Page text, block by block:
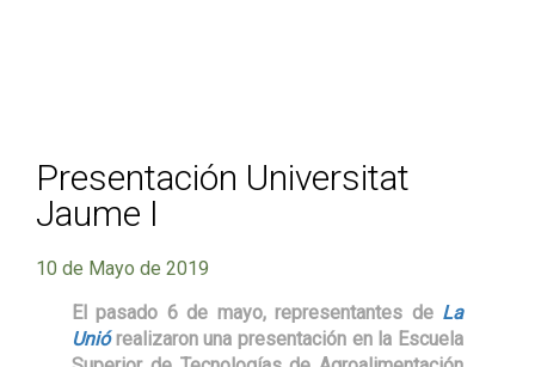
Presentación Universitat
Jaume I
10 de Mayo de 2019
El pasado 6 de mayo, representantes de La
Unió realizaron una presentación en la Escuela